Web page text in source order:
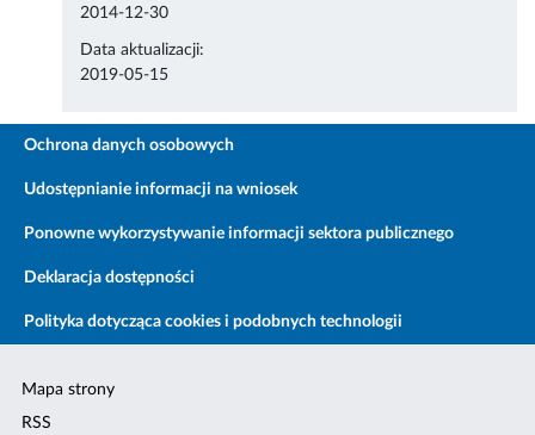
2014-12-30
Data aktualizacji:
2019-05-15
Ochrona danych osobowych
Udostępnianie informacji na wniosek
Ponowne wykorzystywanie informacji sektora publicznego
Deklaracja dostępności
Polityka dotycząca cookies i podobnych technologii
Mapa strony
RSS